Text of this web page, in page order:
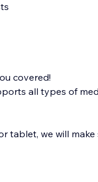
covered!
all types of
tablet, we will